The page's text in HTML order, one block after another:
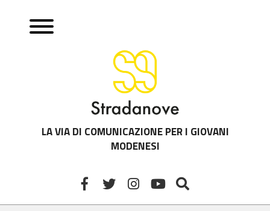
LA VIA DI COMUNICAZIONE PER I GIOVANI
MODENESI